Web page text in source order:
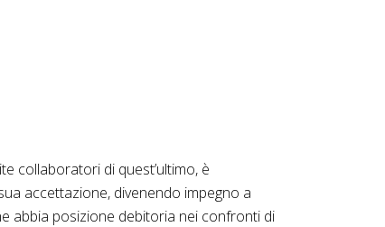
collaboratori di quest’ultimo, è
accettazione, divenendo impegno a
abbia posizione debitoria nei confronti di